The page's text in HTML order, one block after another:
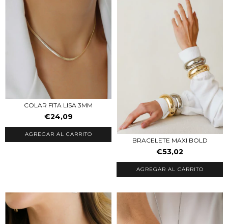
COLAR FITA LISA 3MM
€24,09
AGREGAR AL CARRITO
BRACELETE MAXI BOLD
€53,02
AGREGAR AL CARRITO